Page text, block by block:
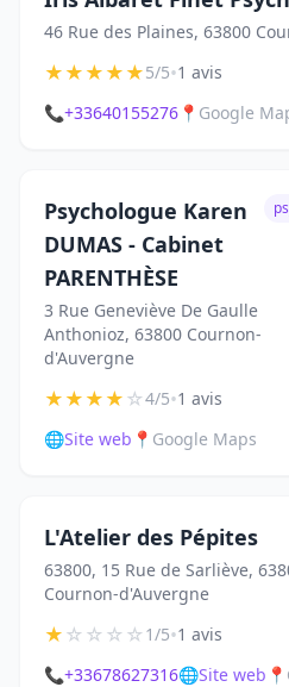
46 Rue des Plaines, 63800
★★★★★5/5•1 avis
📞+33640155276 📍 Google
Psychologue Karen
DUMAS - Cabinet
PARENTHÈSE
3 Rue Geneviève De Gaulle
Anthonioz, 63800 Cournon-
d'Auvergne
★★★★☆4/5•1 avis
🌐Site web 📍 Google Maps
L'Atelier des Pépites
63800, 15 Rue de Sarliève,
Cournon-d'Auvergne
★☆☆☆☆1/5•1 avis
📞+33678627316🌐Site web 📍